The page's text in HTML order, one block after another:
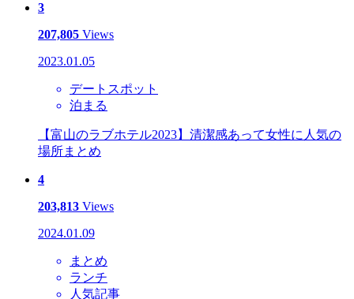
3
207,805 Views
2023.01.05
デートスポット
泊まる
【富山のラブホテル2023】清潔感あって女性に人気の
場所まとめ
4
203,813 Views
2024.01.09
まとめ
ランチ
人気記事